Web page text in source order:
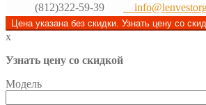
(812)322-59-39
Цена указана без скидки. Узнать цену со
x
Узнать цену со скидкой
Модель